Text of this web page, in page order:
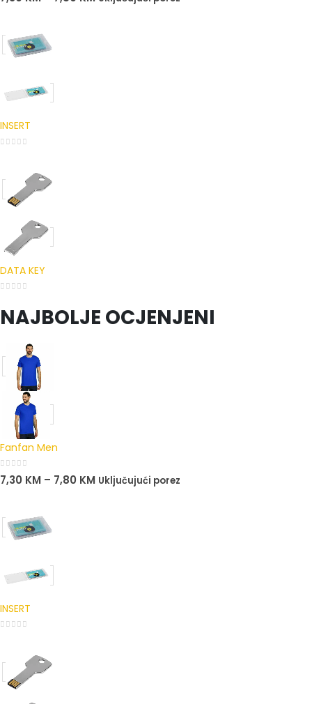
INSERT
DATA KEY
NAJBOLJE OCJENJENI
Fanfan Men
0out of 5
7,30 KM – 7,80 KM Uključujući porez
INSERT